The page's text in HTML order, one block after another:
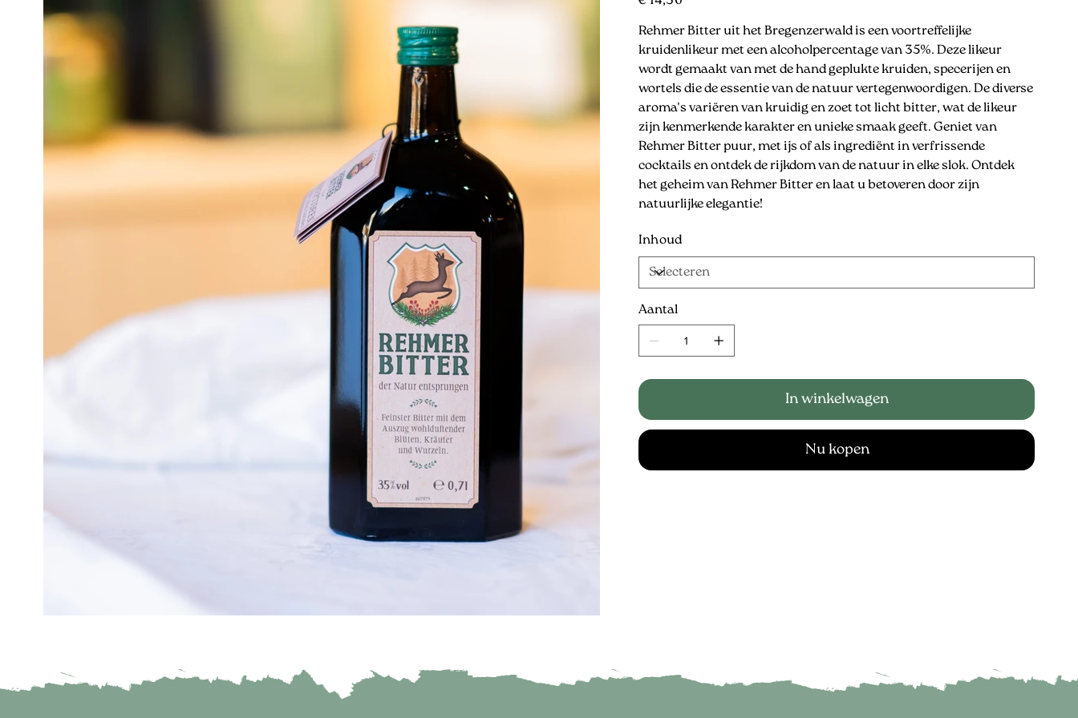
Rehmer Bitter uit het Bregenzerwald is een voortreffelijke
kruidenlikeur met een alcoholpercentage van 35%. Deze likeur
wordt gemaakt van met de hand geplukte kruiden, specerijen en
wortels die de essentie van de natuur vertegenwoordigen. De diverse
aroma's variëren van kruidig en zoet tot licht bitter, wat de likeur
zijn kenmerkende karakter en unieke smaak geeft. Geniet van
Rehmer Bitter puur, met ijs of als ingrediënt in verfrissende
cocktails en ontdek de rijkdom van de natuur in elke slok. Ontdek
het geheim van Rehmer Bitter en laat u betoveren door zijn
natuurlijke elegantie!
Inhoud
Aantal
In winkelwagen
Nu kopen